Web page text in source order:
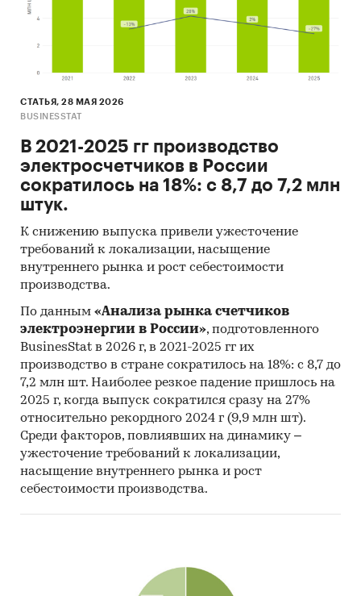
импортных поставок превышал внутреннее
млн.шт.
- Лучшие производственные показатели
демонстрирует г.Алматы с объемом выпуска
продукции.
- Лидером по импортным поставкам в 2024 г.
является Россия (более 66%).
- Большую часть продукции казахстанских
экспортеров покупает Россия (более 87%).
Потребительские товары
Электротовары
Счетчики
Строительство и недвижимость
Электротовары / Счетчики
Газовые счетчики
Счетчики жидкости
СТАТЬЯ, 28 МАЯ 2026
BUSINESSTAT
В 2021-2025 гг производство
электросчетчиков в России
сократилось на 18%: с 8,7 до 7,2 млн
штук.
К снижению выпуска привели ужесточение
требований к локализации, насыщение
внутреннего рынка и рост себестоимости
производства.
По данным «Анализа рынка счетчиков
электроэнергии в России», подготовленного
BusinesStat в 2026 г, в 2021-2025 гг их
производство в стране сократилось на 18%: с 8,7 до
7,2 млн шт. Наиболее резкое падение пришлось на
2025 г, когда выпуск сократился сразу на 27%
относительно рекордного 2024 г (9,9 млн шт).
Среди факторов, повлиявших на динамику –
ужесточение требований к локализации,
насыщение внутреннего рынка и рост
себестоимости производства.